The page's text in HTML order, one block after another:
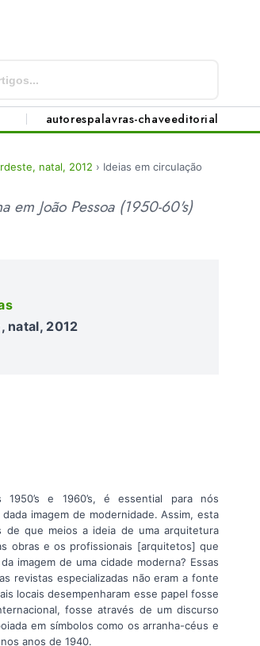
autorespalavras-chaveeditorial
natal, 2012 › Ideias em circulação
em João Pessoa (1950-60's)
natal, 2012
e 1960’s, é essential para nós
imagem de modernidade. Assim, esta
de que meios a ideia de uma arquitetura
obras e os profissionais [arquitetos] que
imagem de uma cidade moderna? Essas
revistas especializadas não eram a fonte
locais desempenharam esse papel fosse
fosse através de um discurso
em símbolos como os arranha-céus e
anos de 1940.